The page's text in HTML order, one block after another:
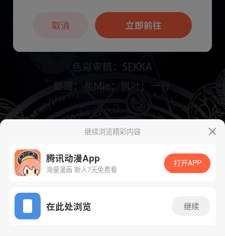
App免费看
下一话 腾漫App免费看
继续浏览精彩内容
腾讯动漫App
海量漫画 新人7天免费看
打开APP
在此处浏览 继续
本章节仅支持App阅读，可打开App新用
户7天免费看立即前往
取消